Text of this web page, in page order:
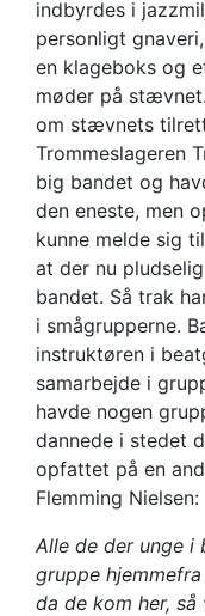
indbyrdes i
personligt
en klageboks og
møder på
om stævnets
Trommeslageren
big bandet og
den eneste, men
kunne melde sig
at der nu
bandet. Så trak
i smågrupperne.
instruktøren i
samarbejde i
havde nogen
dannede i stedet
opfattet på en
Flemming Nielsen:
Alle de der unge i
gruppe
da de kom her, så